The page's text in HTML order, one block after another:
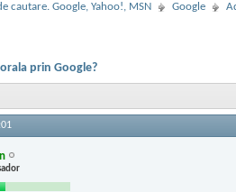
cautare. Google, Yahoo!, MSN Google
prin Google?